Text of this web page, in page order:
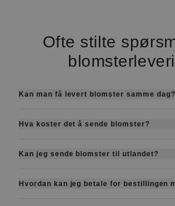
Ofte stilte
Kan man få levert blomster samme dag?
Bestill senest kl. 14 på hverdager
Hva koster det å sende blomster?
Den endelige prisen avhenger av
Kan jeg sende blomster til utlandet?
over 140 land gjennom vårt
Hvordan kan jeg betale for bestillingen